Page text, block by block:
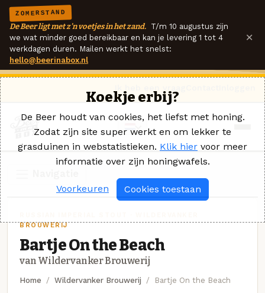
ZOMERSTAND
De Beer ligt met z'n voetjes in het zand. T/m 10 augustus zijn
we wat minder goed bereikbaar en kan je levering 1 tot 4
werkdagen duren. Mailen werkt het snelst:
hello@beerinabox.nl
×
BROUWERIJ
Bartje On the Beach
van Wildervanker Brouwerij
Home Wildervanker Brouwerij Bartje On the Beach
Koekje erbij?
De Beer houdt van cookies, het liefst met honing.
Zodat zijn site super werkt en om lekker te
grasduinen in webstatistieken. Klik hier voor meer
informatie over zijn honingwafels.
Voorkeuren Cookies toestaan